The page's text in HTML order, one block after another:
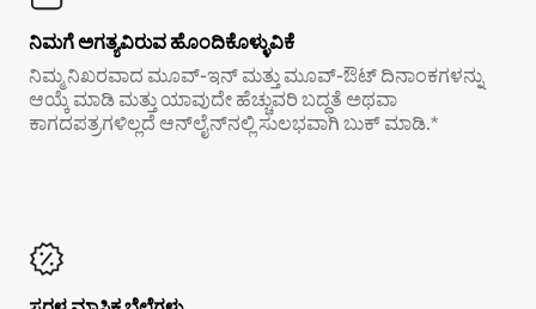
ನಿಮಗೆ ಅಗತ್ಯವಿರುವ ಹೊಂದಿಕೊಳ್ಳುವಿಕೆ
ನಿಮ್ಮ ನಿಖರವಾದ ಮೂವ್-ಇನ್ ಮತ್ತು ಮೂವ್-ಔಟ್ ದಿನಾಂಕಗಳನ್ನು
ಆಯ್ಕೆ ಮಾಡಿ ಮತ್ತು ಯಾವುದೇ ಹೆಚ್ಚುವರಿ ಬದ್ಧತೆ ಅಥವಾ
ಕಾಗದಪತ್ರಗಳಿಲ್ಲದೆ ಆನ್‌ಲೈನ್‌ನಲ್ಲಿ ಸುಲಭವಾಗಿ ಬುಕ್ ಮಾಡಿ.*